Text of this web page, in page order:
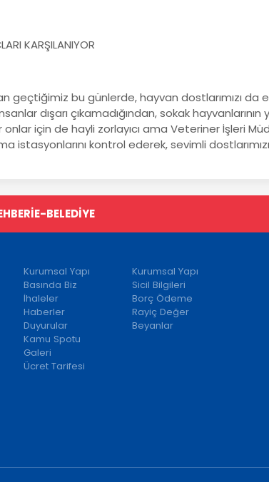
KARŞILANIYOR
geçtiğimiz bu günlerde, hayvan dostlarımızı da
dışarı çıkamadığından, sokak
onlar için de hayli zorlayıcı ama Veteriner İşleri
istasyonlarını kontrol ederek, sevimli
E-BELEDİYE
Kurumsal Yapı
Basında Biz
İhaleler
Haberler
Duyurular
Kamu Spotu
Galeri
Ücret Tarifesi
Kurumsal Yapı
Sicil Bilgileri
Borç Ödeme
Rayiç Değer
Beyanlar